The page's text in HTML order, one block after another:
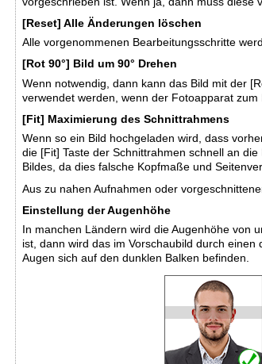
[Reset] Alle Änderungen löschen
Alle vorgenommenen Bearbeitungsschritte
[Rot 90°] Bild um 90° Drehen
Wenn notwendig, dann kann das Bild mit der
verwendet werden, wenn der Fotoapparat
[Fit] Maximierung des Schnittrahmens
Wenn so ein Bild hochgeladen wird, dass
die [Fit] Taste der Schnittrahmen schnell an
Bildes, da dies falsche Kopfmaße und
Aus zu nahen Aufnahmen oder
Einstellung der Augenhöhe
In manchen Ländern wird die Augenhöhe von
ist, dann wird das im Vorschaubild durch
Augen sich auf den dunklen Balken befinden.